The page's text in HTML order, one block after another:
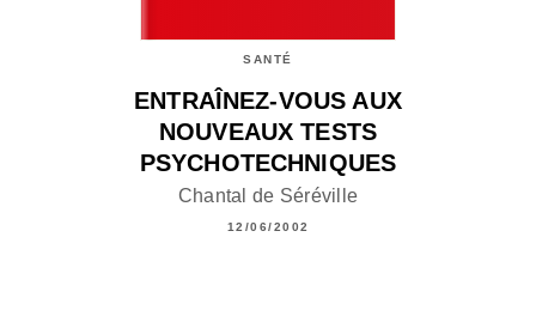
SANTÉ
ENTRAÎNEZ-VOUS AUX
NOUVEAUX TESTS
PSYCHOTECHNIQUES
Chantal de Séréville
12/06/2002